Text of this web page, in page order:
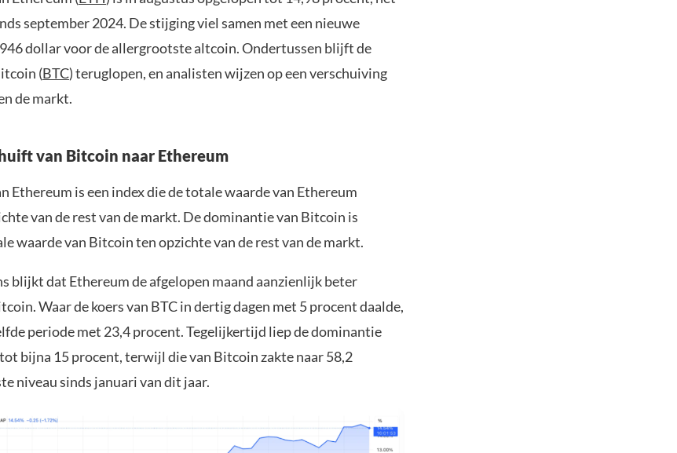
september 2024. De stijging viel samen met een nieuwe
dollar voor de allergrootste altcoin. Ondertussen blijft de
(BTC) teruglopen, en analisten wijzen op een verschuiving
de markt.
van Bitcoin naar Ethereum
Ethereum is een index die de totale waarde van Ethereum
van de rest van de markt. De dominantie van Bitcoin is
waarde van Bitcoin ten opzichte van de rest van de markt.
blijkt dat Ethereum de afgelopen maand aanzienlijk beter
Waar de koers van BTC in dertig dagen met 5 procent daalde,
periode met 23,4 procent. Tegelijkertijd liep de dominantie
bijna 15 procent, terwijl die van Bitcoin zakte naar 58,2
niveau sinds januari van dit jaar.